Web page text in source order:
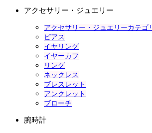
アクセサリー・ジュエリー
アクセサリー・ジュエリーカテゴ
ピアス
イヤリング
イヤーカフ
リング
ネックレス
ブレスレット
アンクレット
ブローチ
腕時計